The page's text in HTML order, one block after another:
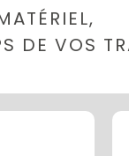
DE VOS